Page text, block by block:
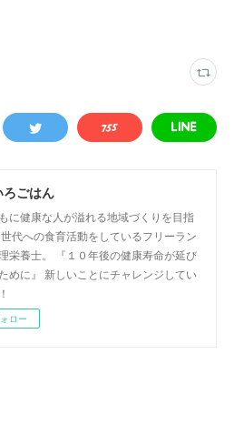
ろごはん
に健康な人が溢れる地域づくりを目指
代への食育活動をしているフリーラン
栄養士。 『１０年後の健康寿命が延び
めに』 新しいことにチャレンジしてい
ロー